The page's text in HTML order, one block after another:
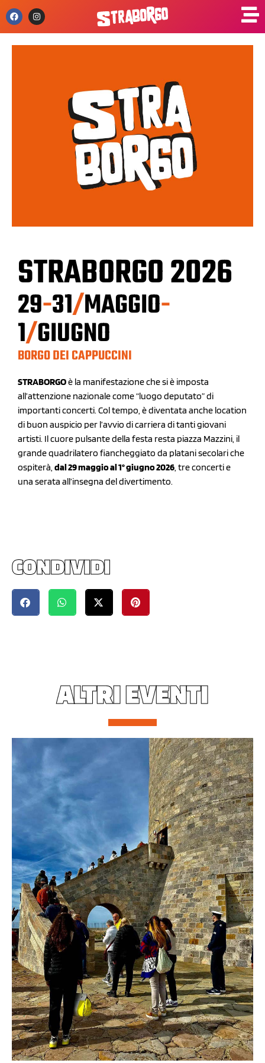
STRABORGO 2026
29-31/MAGGIO-
1/GIUGNO
BORGO DEI CAPPUCCINI
STRABORGOè la manifestazione che si è imposta
all’attenzione nazionale come “luogo deputato” di
importanti concerti. Col tempo, è diventata anche location
di buon auspicio per l’avvio di carriera di tanti giovani
artisti. Il cuore pulsante della festa resta piazza Mazzini, il
grande quadrilatero fiancheggiato da platani secolari che
ospiterà, dal 29 maggio al 1° giugno 2026, tre concerti e
una serata all’insegna del divertimento.
CONDIVIDI
ALTRI EVENTI